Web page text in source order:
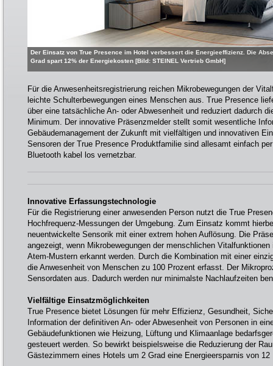
Der Einsatz von True Presence im Hotel verbessert die Energieeffizienz. Die
Grad spart 12% der Energiekosten [Bild: STEINEL Vertrieb GmbH]
Für die Anwesenheitsregistrierung reichen Mikrobewegungen der
leichte Schulterbewegungen eines Menschen aus. True Presence
über eine tatsächliche An- oder Abwesenheit und reduziert dadurch
Minimum. Der innovative Präsenzmelder stellt somit wesentliche
Gebäudemanagement der Zukunft mit vielfältigen und innovativen
Sensoren der True Presence Produktfamilie sind allesamt einfach
Bluetooth kabel los vernetzbar.
Innovative Erfassungstechnologie
Für die Registrierung einer anwesenden Person nutzt die True
Hochfrequenz-Messungen der Umgebung. Zum Einsatz kommt
neuentwickelte Sensorik mit einer extrem hohen Auflösung. Die
angezeigt, wenn Mikrobewegungen der menschlichen
Atem-Mustern erkannt werden. Durch die Kombination mit einer
die Anwesenheit von Menschen zu 100 Prozent erfasst. Der
Sensordaten aus. Dadurch werden nur minimalste Nachlaufzeiten
Vielfältige Einsatzmöglichkeiten
True Presence bietet Lösungen für mehr Effizienz, Gesundheit,
Information der definitiven An- oder Abwesenheit von Personen in
Gebäudefunktionen wie Heizung, Lüftung und Klimaanlage
gesteuert werden. So bewirkt beispielsweise die Reduzierung der
Gästezimmern eines Hotels um 2 Grad eine Energieersparnis von 12